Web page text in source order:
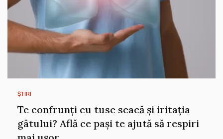
ȘTIRI
Te confrunți cu tuse seacă și iritația
gâtului? Află ce pași te ajută să respiri